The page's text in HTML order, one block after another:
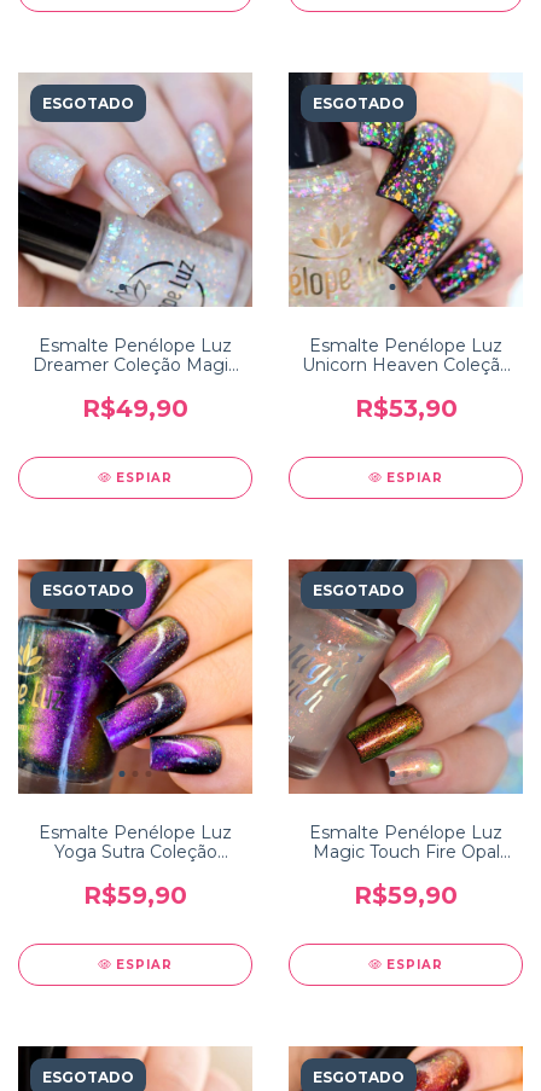
ESGOTADO
Esmalte Penélope Luz
Dreamer Coleção Magic
R$49,90
ESPIAR
ESGOTADO
Esmalte Penélope Luz
Unicorn Heaven Coleção
R$53,90
ESPIAR
ESGOTADO
Esmalte Penélope Luz
Yoga Sutra Coleção
R$59,90
ESPIAR
ESGOTADO
Esmalte Penélope Luz
Magic Touch Fire Opal
R$59,90
ESPIAR
ESGOTADO ESGOTADO